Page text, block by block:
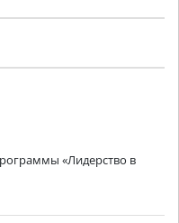
«Лидерство в